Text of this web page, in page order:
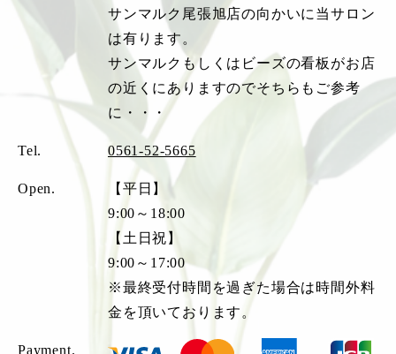
サンマルク尾張旭店の向かいに当サロン
は有ります。
サンマルクもしくはビーズの看板がお店
の近くにありますのでそちらもご参考
に・・・
Tel. 0561-52-5665
Open.
【平日】
9:00～18:00
【土日祝】
9:00～17:00
※最終受付時間を過ぎた場合は時間外料
金を頂いております。
Payment.